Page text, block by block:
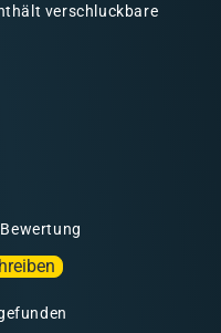
verschluckbare